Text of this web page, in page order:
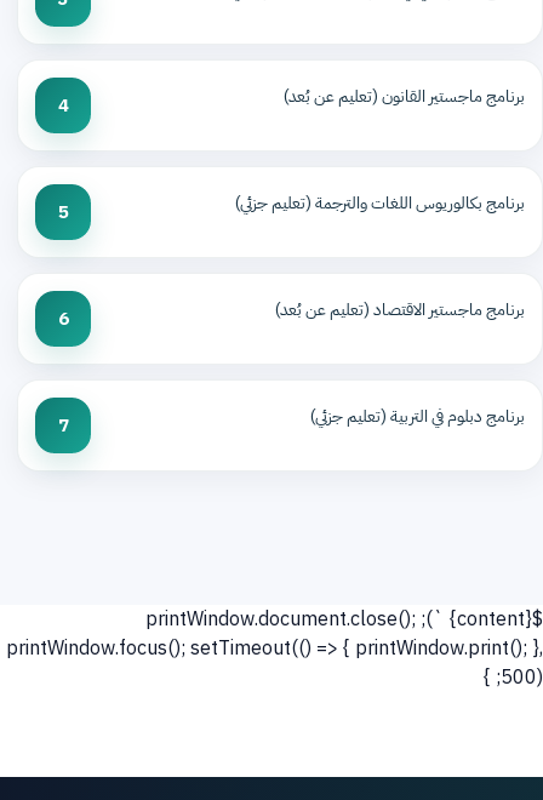
برنامج ماجستير القانون (تعليم عن بُعد) 4
برنامج بكالوريوس اللغات والترجمة (تعليم جزئي) 5
برنامج ماجستير الاقتصاد (تعليم عن بُعد) 6
برنامج دبلوم في التربية (تعليم جزئي) 7
${content} `); printWindow.document.close();
printWindow.focus(); setTimeout(() => { printWindow.print(); },
500); }